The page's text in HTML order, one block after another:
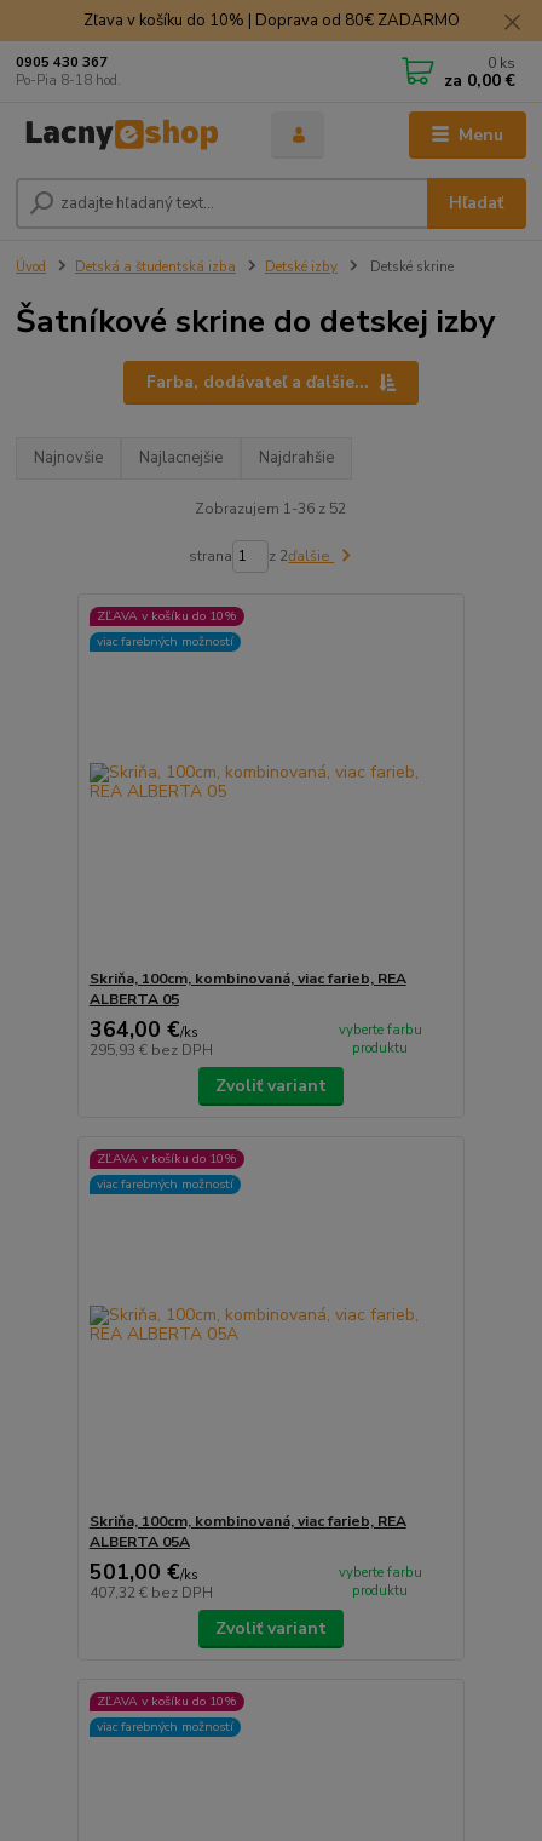
Zľava v košíku do 10% | Doprava od 80€ ZADARMO
Menu
Hľadať
0905 430 367
Po-Pia 8-18 hod.
0 ks
za 0,00 €
Úvod Detská a študentská izba Detské izby Detské skrine
Šatníkové skrine do detskej izby
Farba, dodávateľ a ďalšie...
Najnovšie Najlacnejšie Najdrahšie
Zobrazujem 1-36 z 52
strana z 2ďalšie
ZĽAVA v košíku do 10%
viac farebných možností
Skriňa, 100cm, kombinovaná, viac farieb, REA
ALBERTA 05
364,00 €/ks
295,93 € bez DPH
vyberte farbu
produktu
Zvoliť variant
ZĽAVA v košíku do 10%
viac farebných možností
Skriňa, 100cm, kombinovaná, viac farieb, REA
ALBERTA 05A
501,00 €/ks
407,32 € bez DPH
vyberte farbu
produktu
Zvoliť variant
ZĽAVA v košíku do 10%
viac farebných možností